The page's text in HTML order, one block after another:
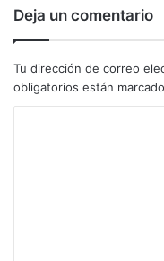
Deja un comentario
Tu dirección de correo
obligatorios están